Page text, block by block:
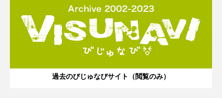
過去のびじゅなびサイト（閲覧のみ）